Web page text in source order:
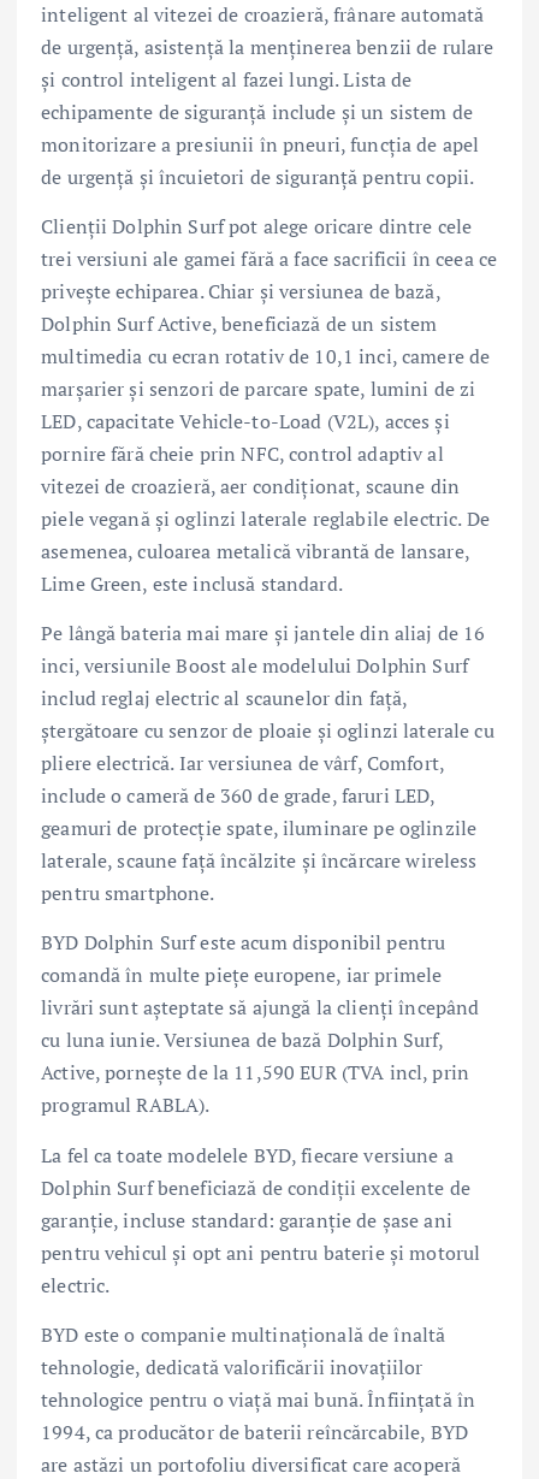
inteligent al vitezei de croazieră, frânare automată
de urgență, asistență la menținerea benzii de rulare
și control inteligent al fazei lungi. Lista de
echipamente de siguranță include și un sistem de
monitorizare a presiunii în pneuri, funcția de apel
de urgență și încuietori de siguranță pentru copii.
Clienții Dolphin Surf pot alege oricare dintre cele
trei versiuni ale gamei fără a face sacrificii în ceea ce
privește echiparea. Chiar și versiunea de bază,
Dolphin Surf Active, beneficiază de un sistem
multimedia cu ecran rotativ de 10,1 inci, camere de
marșarier și senzori de parcare spate, lumini de zi
LED, capacitate Vehicle-to-Load (V2L), acces și
pornire fără cheie prin NFC, control adaptiv al
vitezei de croazieră, aer condiționat, scaune din
piele vegană și oglinzi laterale reglabile electric. De
asemenea, culoarea metalică vibrantă de lansare,
Lime Green, este inclusă standard.
Pe lângă bateria mai mare și jantele din aliaj de 16
inci, versiunile Boost ale modelului Dolphin Surf
includ reglaj electric al scaunelor din față,
ștergătoare cu senzor de ploaie și oglinzi laterale cu
pliere electrică. Iar versiunea de vârf, Comfort,
include o cameră de 360 de grade, faruri LED,
geamuri de protecție spate, iluminare pe oglinzile
laterale, scaune față încălzite și încărcare wireless
pentru smartphone.
BYD Dolphin Surf este acum disponibil pentru
comandă în multe piețe europene, iar primele
livrări sunt așteptate să ajungă la clienți începând
cu luna iunie. Versiunea de bază Dolphin Surf,
Active, pornește de la 11,590 EUR (TVA incl, prin
programul RABLA).
La fel ca toate modelele BYD, fiecare versiune a
Dolphin Surf beneficiază de condiții excelente de
garanție, incluse standard: garanție de șase ani
pentru vehicul și opt ani pentru baterie și motorul
electric.
BYD este o companie multinațională de înaltă
tehnologie, dedicată valorificării inovațiilor
tehnologice pentru o viață mai bună. Înființată în
1994, ca producător de baterii reîncărcabile, BYD
are astăzi un portofoliu diversificat care acoperă